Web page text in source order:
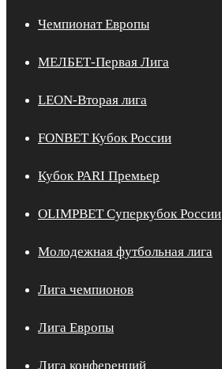
Чемпионат Европы
МЕЛБЕТ-Первая Лига
LEON-Вторая лига
FONBET Кубок России
Кубок PARI Премьер
OLIMPBET Суперкубок России
Молодежная футбольная лига
Лига чемпионов
Лига Европы
Лига конференций